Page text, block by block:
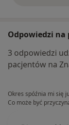
Odpowiedzi na
3 odpowiedzi
pacjentów na
Okres spóźnia mi się
Co może być